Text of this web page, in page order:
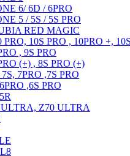
6/ 6D / 6PRO
5 / 5S / 5S PRO
RED MAGIC
10S PRO , 10PRO +,
, 9S PRO
(+) , 8S PRO (+)
7PRO ,7S PRO
,6S PRO
ULTRA, Z70 ULTRA